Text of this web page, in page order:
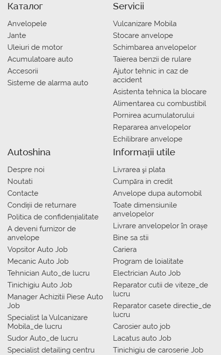
Каталог
Anvelopele
Jante
Uleiuri de motor
Acumulatoare auto
Accesorii
Sisteme de alarma auto
Servicii
Vulcanizare Mobila
Stocare anvelope
Schimbarea anvelopelor
Taierea benzii de rulare
Ajutor tehnic in caz de
accident
Asistenta tehnica la blocare
Alimentarea cu combustibil
Pornirea acumulatorului
Repararea anvelopelor
Echilibrare anvelope
Autoshina
Despre noi
Noutati
Contacte
Condiții de returnare
Politica de confidențialitate
A deveni furnizor de
anvelope
Vopsitor Auto Job
Mecanic Auto Job
Tehnician Auto_de lucru
Tinichigiu Auto Job
Manager Achizitii Piese Auto
Job
Specialist la Vulcanizare
Mobila_de lucru
Sudor Auto_de lucru
Specialist detailing centru
Informații utile
Livrarea şi plata
Сumpăra in credit
Anvelope dupa automobil
Toate dimensiunile
anvelopelor
Livrare anvelopelor în orașe
Bine sa stii
Cariera
Program de loialitate
Electrician Auto Job
Reparator cutii de viteze_de
lucru
Reparator casete directie_de
lucru
Carosier auto job
Lacatus auto Job
Tinichigiu de caroserie Job